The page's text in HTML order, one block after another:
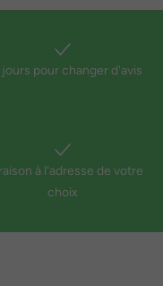
pour changer d'avis
à l'adresse de votre
choix